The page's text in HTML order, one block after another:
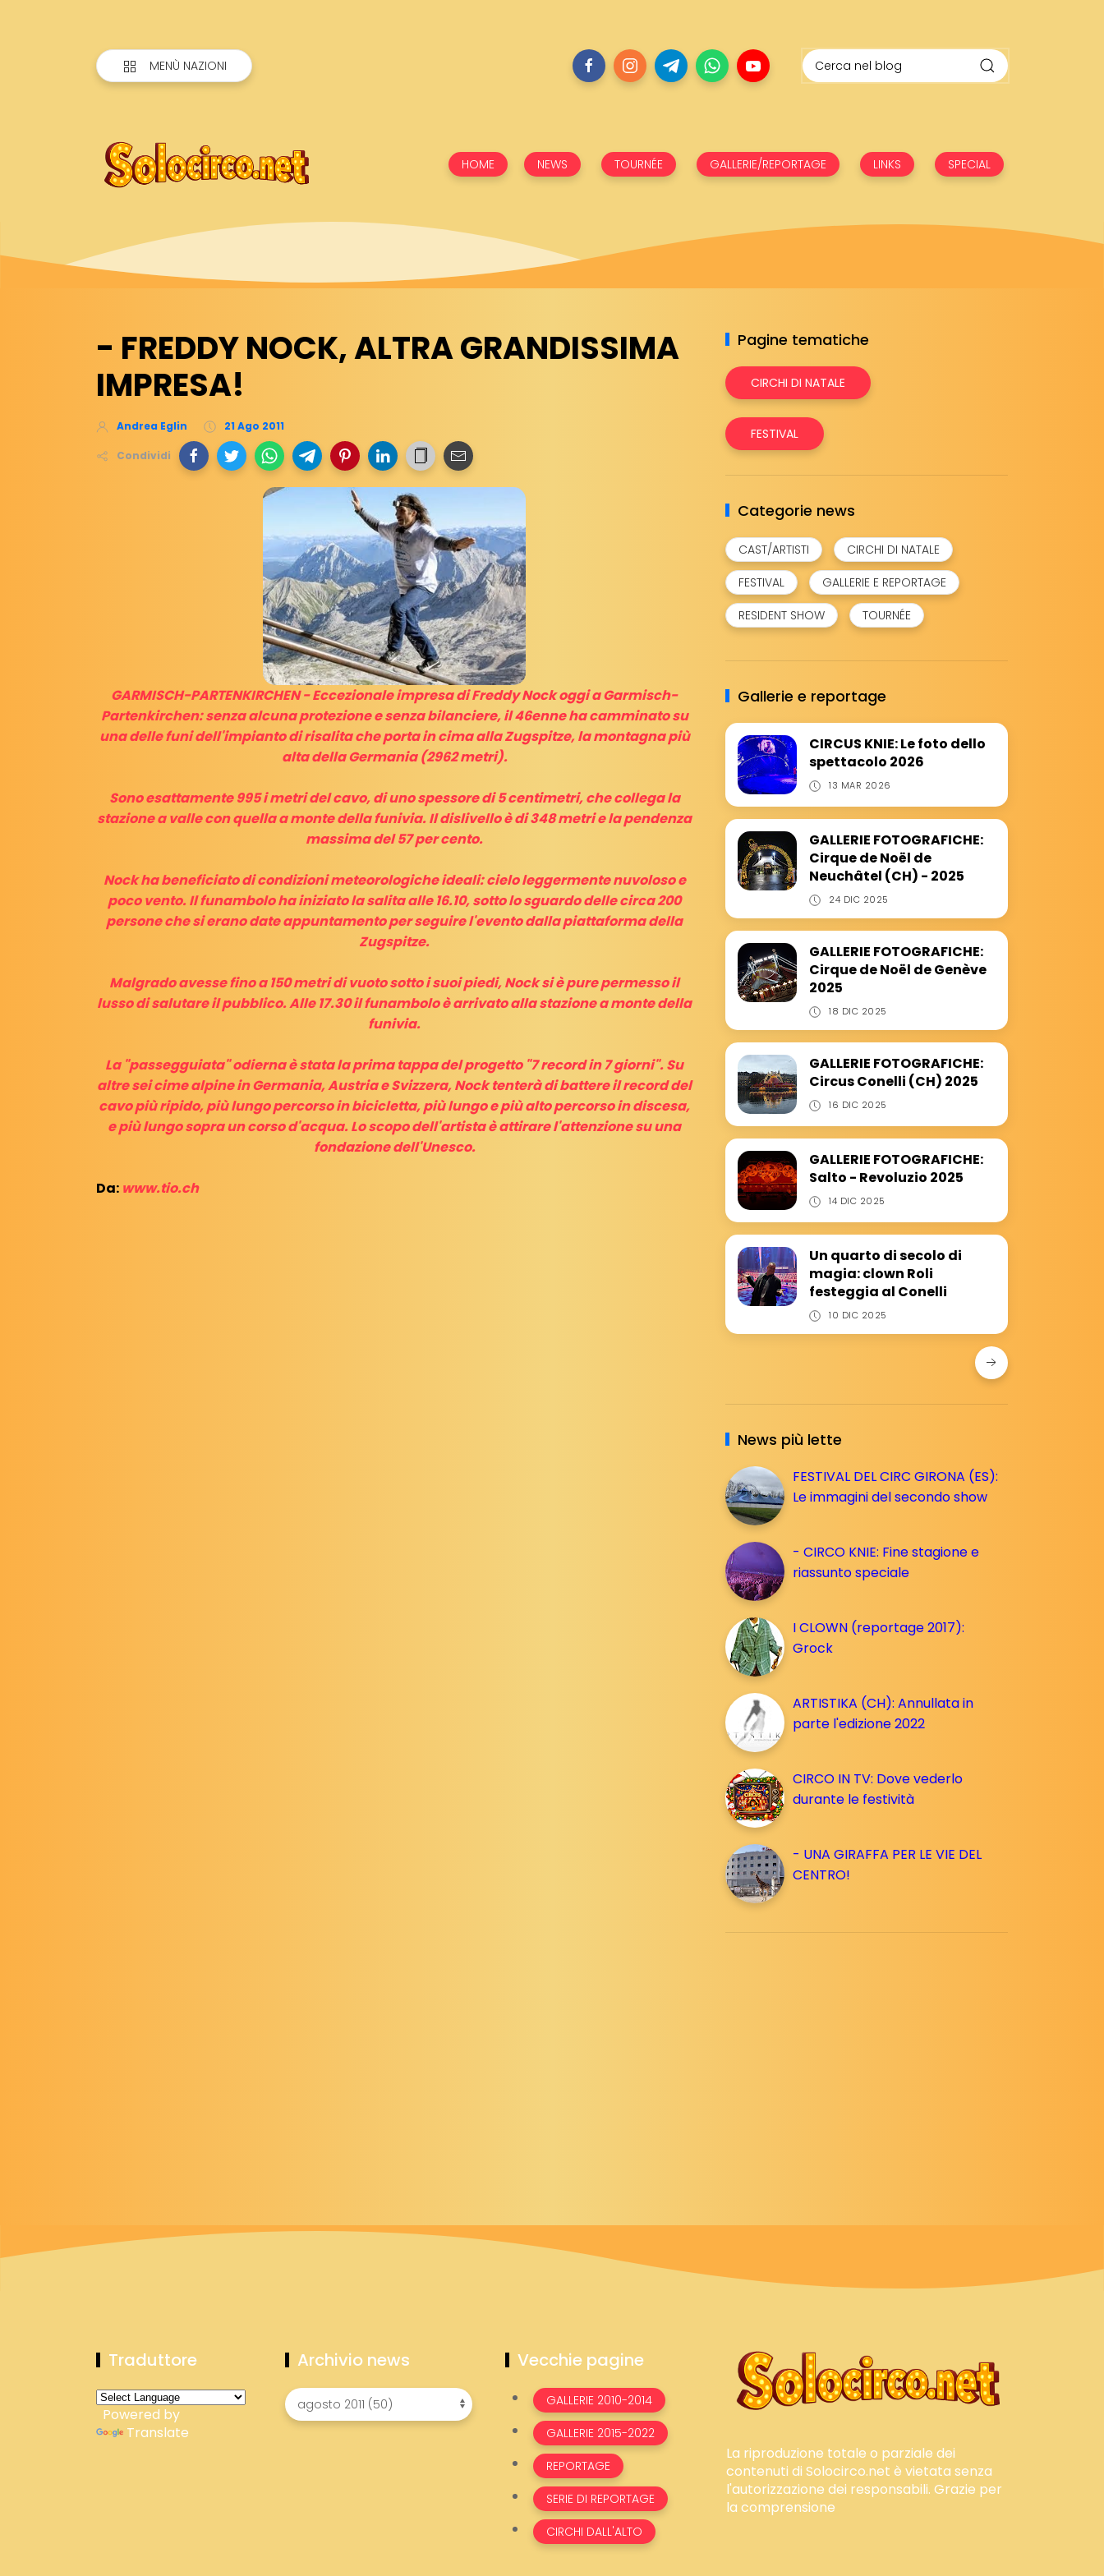
MENÙ NAZIONI
HOME NEWS TOURNÉE GALLERIE/REPORTAGE LINKS SPECIAL
- FREDDY NOCK, ALTRA GRANDISSIMA
IMPRESA!
Andrea Eglin 21 Ago 2011
Condividi
GARMISCH-PARTENKIRCHEN - Eccezionale impresa di Freddy Nock oggi a Garmisch-
Partenkirchen: senza alcuna protezione e senza bilanciere, il 46enne ha camminato su
una delle funi dell'impianto di risalita che porta in cima alla Zugspitze, la montagna più
alta della Germania (2962 metri).
Sono esattamente 995 i metri del cavo, di uno spessore di 5 centimetri, che collega la
stazione a valle con quella a monte della funivia. Il dislivello è di 348 metri e la pendenza
massima del 57 per cento.
Nock ha beneficiato di condizioni meteorologiche ideali: cielo leggermente nuvoloso e
poco vento. Il funambolo ha iniziato la salita alle 16.10, sotto lo sguardo delle circa 200
persone che si erano date appuntamento per seguire l'evento dalla piattaforma della
Zugspitze.
Malgrado avesse fino a 150 metri di vuoto sotto i suoi piedi, Nock si è pure permesso il
lusso di salutare il pubblico. Alle 17.30 il funambolo è arrivato alla stazione a monte della
funivia.
La "passegguiata" odierna è stata la prima tappa del progetto "7 record in 7 giorni". Su
altre sei cime alpine in Germania, Austria e Svizzera, Nock tenterà di battere il record del
cavo più ripido, più lungo percorso in bicicletta, più lungo e più alto percorso in discesa,
e più lungo sopra un corso d'acqua. Lo scopo dell'artista è attirare l'attenzione su una
fondazione dell'Unesco.
Da: www.tio.ch
Pagine tematiche
CIRCHI DI NATALE
FESTIVAL
Categorie news
CAST/ARTISTI
CIRCHI DI NATALE
FESTIVAL
GALLERIE E REPORTAGE
RESIDENT SHOW
TOURNÉE
Gallerie e reportage
CIRCUS KNIE: Le foto dello
spettacolo 2026
13 MAR 2026
GALLERIE FOTOGRAFICHE:
Cirque de Noël de
Neuchâtel (CH) - 2025
24 DIC 2025
GALLERIE FOTOGRAFICHE:
Cirque de Noël de Genève
2025
18 DIC 2025
GALLERIE FOTOGRAFICHE:
Circus Conelli (CH) 2025
16 DIC 2025
GALLERIE FOTOGRAFICHE:
Salto - Revoluzio 2025
14 DIC 2025
Un quarto di secolo di
magia: clown Roli
festeggia al Conelli
10 DIC 2025
News più lette
FESTIVAL DEL CIRC GIRONA (ES):
Le immagini del secondo show
- CIRCO KNIE: Fine stagione e
riassunto speciale
I CLOWN (reportage 2017):
Grock
ARTISTIKA (CH): Annullata in
parte l'edizione 2022
CIRCO IN TV: Dove vederlo
durante le festività
- UNA GIRAFFA PER LE VIE DEL
CENTRO!
Traduttore
Powered by
Translate
Archivio news Vecchie pagine
GALLERIE 2010-2014
GALLERIE 2015-2022
REPORTAGE
SERIE DI REPORTAGE
CIRCHI DALL'ALTO
La riproduzione totale o parziale dei
contenuti di Solocirco.net è vietata senza
l'autorizzazione dei responsabili. Grazie per
la comprensione